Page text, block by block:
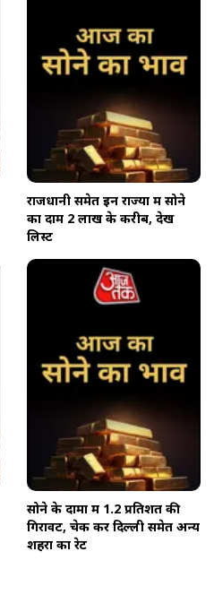
राजधानी समेत इन राज्यों में सोने
का दाम 2 लाख के करीब, देखें
लिस्ट
सोने के दामों में 1.2 प्रतिशत की
गिरावट, चेक करें दिल्ली समेत अन्य
शहरों का रेट